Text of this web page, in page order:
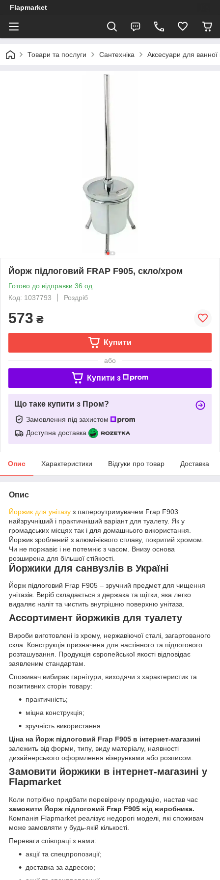
Flapmarket
Товари та послуги Сантехніка Аксесуари для ванної
Йорж підлоговий FRAP F905, скло/хром
Готово до відправки 36 од.
Код: 1037793
Роздріб
573 ₴
Купити
або
Купити з
Що таке купити з Пром?
Замовлення під захистом
Доступна доставка
Опис Характеристики Відгуки про товар Доставка
Опис
Йоржик для унітазу з папероутримувачем Frap F903
найзручніший і практичніший варіант для туалету. Як у
громадських місцях так і для домашнього використання.
Йоржик зроблений з алюмінієвого сплаву, покритий хромом.
Чи не поржавіє і не потемніє з часом. Внизу основа
розширена для більшої стійкості.
Йоржики для санвузлів в Україні
Йорж підлоговий Frap F905 – зручний предмет для чищення
унітазів. Виріб складається з держака та щітки, яка легко
видаляє наліт та чистить внутрішню поверхню унітаза.
Ассортимент йоржиків для туалету
Вироби виготовлені із хрому, нержавіючої сталі, загартованого
скла. Конструкція призначена для настінного та підлогового
розташування. Продукція європейської якості відповідає
заявленим стандартам.
Споживач вибирає гарнітури, виходячи з характеристик та
позитивних сторін товару:
практичність;
міцна конструкція;
зручність використання.
Ціна на Йорж підлоговий Frap F905 в інтернет-магазині
залежить від форми, типу, виду матеріалу, наявності
дизайнерського оформлення візерунками або розписом.
Замовити йоржики в інтернет-магазині у
Flapmarket
Коли потрібно придбати перевірену продукцію, настав час
замовити Йорж підлоговий Frap F905 від виробника.
Компанія Flapmarket реалізує недорогі моделі, які споживач
може замовляти у будь-якій кількості.
Переваги співпраці з нами:
акції та спецпропозиції;
доставка за адресою;